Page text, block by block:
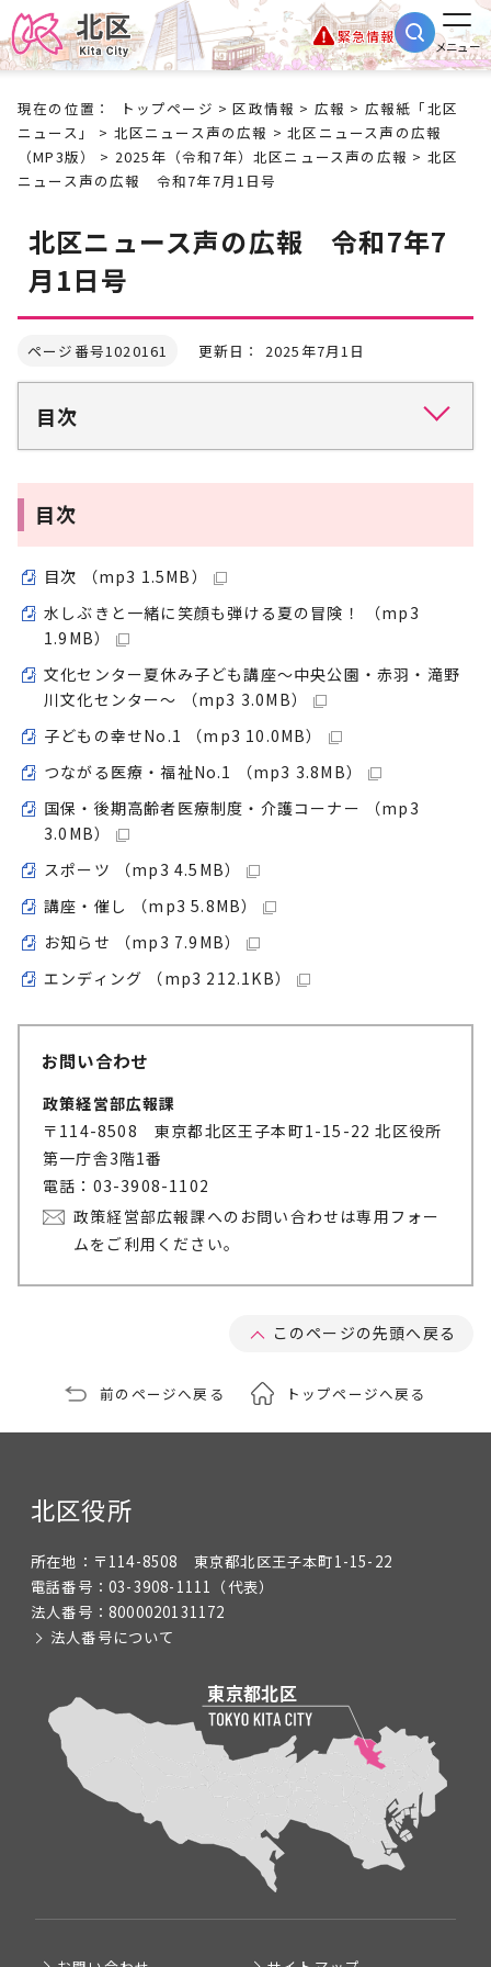
緊急情報
メニュー
現在の位置： トップページ >区政情報 > 広報 > 広報紙「北区
ニュース」
> 北区ニュース声の広報 >北区ニュース声の広報
（MP3版）
> 2025年（令和7年）北区ニュース声の広報 > 北区
ニュース声の広報 令和7年7月1日号
北区ニュース声の広報 令和7年7
月1日号
ページ番号1020161 更新日： 2025年7月1日
目次
目次
目次 （mp3 1.5MB）
水しぶきと一緒に笑顔も弾ける夏の冒険！ （mp3
1.9MB）
文化センター夏休み子ども講座～中央公園・赤羽・滝野
川文化センター～ （mp3 3.0MB）
子どもの幸せNo.1 （mp3 10.0MB）
つながる医療・福祉No.1 （mp3 3.8MB）
国保・後期高齢者医療制度・介護コーナー （mp3
3.0MB）
スポーツ （mp3 4.5MB）
講座・催し （mp3 5.8MB）
お知らせ （mp3 7.9MB）
エンディング （mp3 212.1KB）
お問い合わせ
政策経営部広報課
〒114-8508 東京都北区王子本町1-15-22 北区役所
第一庁舎3階1番
電話：03-3908-1102
政策経営部広報課へのお問い合わせは専用フォー
ムをご利用ください。
このページの先頭へ戻る
前のページへ戻る トップページへ戻る
北区役所
所在地： 〒114-8508 東京都北区王子本町1-15-22
電話番号： 03-3908-1111 （代表）
法人番号： 8000020131172
法人番号について